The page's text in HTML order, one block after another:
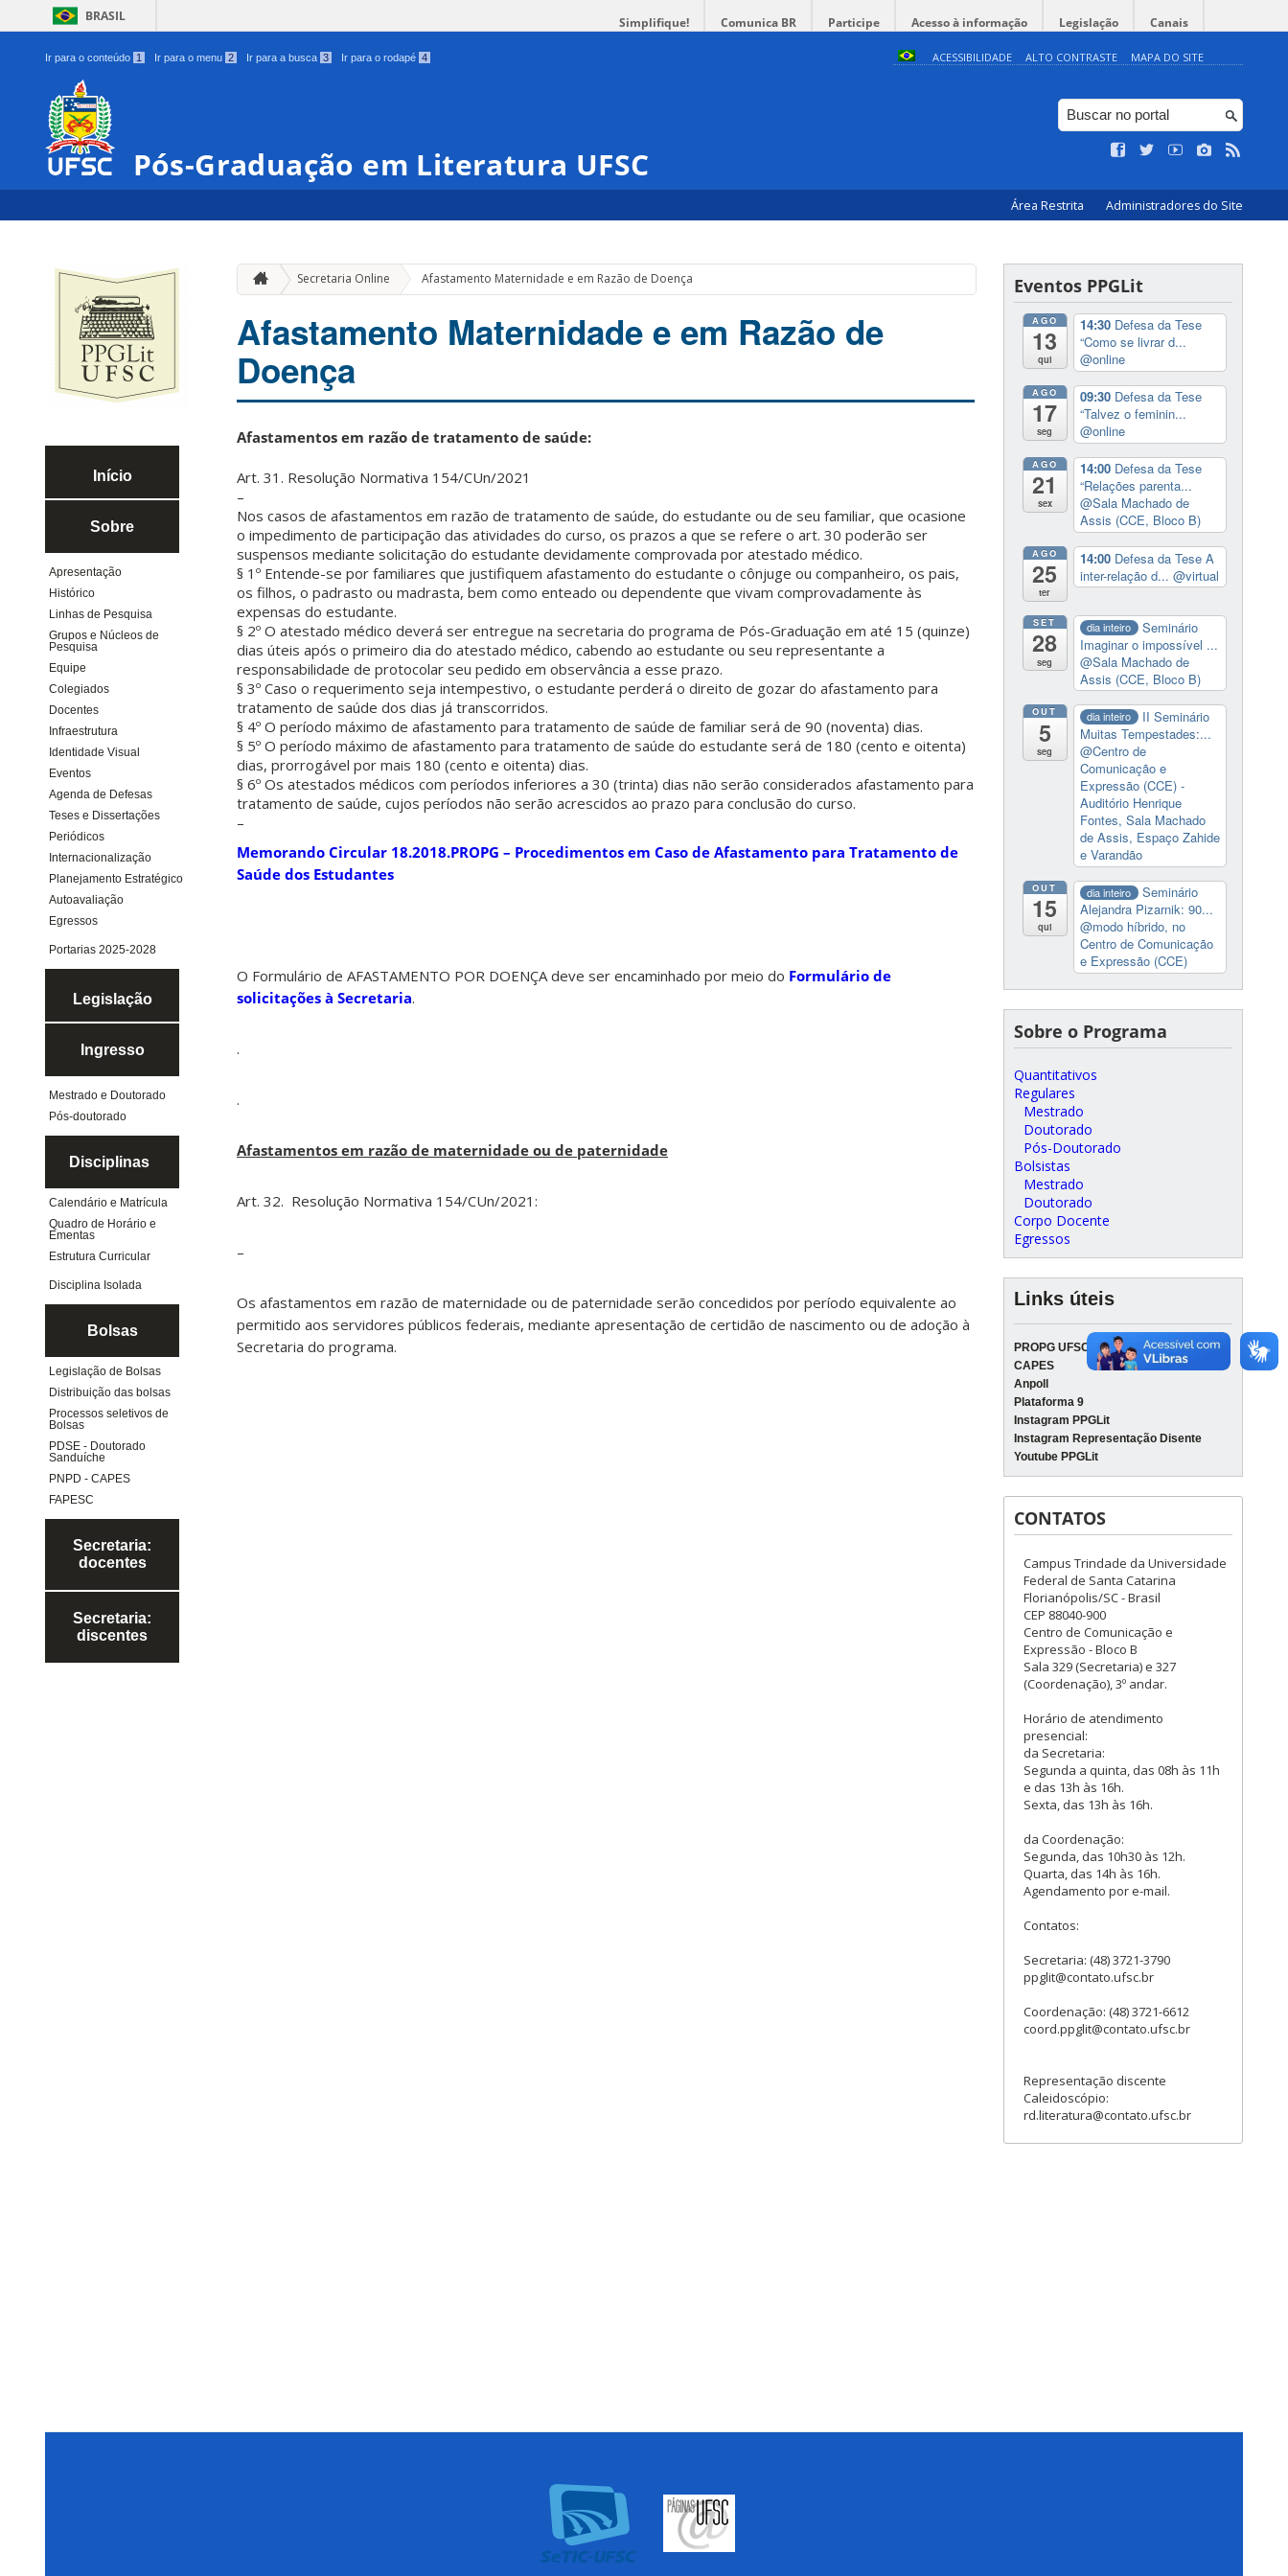
BRASIL Simplifique! Comunica BR Participe Acesso à informação Legislação Canais
Ir para o conteúdo 1 Ir para o menu 2 Ir para a busca 3 Ir para o rodapé 4 ACESSIBILIDADE ALTO CONTRASTE MAPA DO SITE
Pós-Graduação em Literatura UFSC
Área Restrita Administradores do Site
Início
Sobre
Apresentação
Histórico
Linhas de Pesquisa
Grupos e Núcleos de
Pesquisa
Equipe
Colegiados
Docentes
Infraestrutura
Identidade Visual
Eventos
Agenda de Defesas
Teses e Dissertações
Periódicos
Internacionalização
Planejamento Estratégico
Autoavaliação
Egressos
Portarias 2025-2028
Legislação
Ingresso
Mestrado e Doutorado
Pós-doutorado
Disciplinas
Calendário e Matrícula
Quadro de Horário e
Ementas
Estrutura Curricular
Disciplina Isolada
Bolsas
Legislação de Bolsas
Distribuição das bolsas
Processos seletivos de
Bolsas
PDSE - Doutorado
Sanduíche
PNPD - CAPES
FAPESC
Secretaria:
docentes
Secretaria:
discentes
Secretaria Online Afastamento Maternidade e em Razão de Doença
Afastamento Maternidade e em Razão de
Doença
Afastamentos em razão de tratamento de saúde:
Art. 31. Resolução Normativa 154/CUn/2021
–
Nos casos de afastamentos em razão de tratamento de saúde, do estudante ou de seu familiar, que ocasione
o impedimento de participação das atividades do curso, os prazos a que se refere o art. 30 poderão ser
suspensos mediante solicitação do estudante devidamente comprovada por atestado médico.
§ 1º Entende-se por familiares que justifiquem afastamento do estudante o cônjuge ou companheiro, os pais,
os filhos, o padrasto ou madrasta, bem como enteado ou dependente que vivam comprovadamente às
expensas do estudante.
§ 2º O atestado médico deverá ser entregue na secretaria do programa de Pós-Graduação em até 15 (quinze)
dias úteis após o primeiro dia do atestado médico, cabendo ao estudante ou seu representante a
responsabilidade de protocolar seu pedido em observância a esse prazo.
§ 3º Caso o requerimento seja intempestivo, o estudante perderá o direito de gozar do afastamento para
tratamento de saúde dos dias já transcorridos.
§ 4º O período máximo de afastamento para tratamento de saúde de familiar será de 90 (noventa) dias.
§ 5º O período máximo de afastamento para tratamento de saúde do estudante será de 180 (cento e oitenta)
dias, prorrogável por mais 180 (cento e oitenta) dias.
§ 6º Os atestados médicos com períodos inferiores a 30 (trinta) dias não serão considerados afastamento para
tratamento de saúde, cujos períodos não serão acrescidos ao prazo para conclusão do curso.
–
Memorando Circular 18.2018.PROPG – Procedimentos em Caso de Afastamento para Tratamento de
Saúde dos Estudantes
O Formulário de AFASTAMENTO POR DOENÇA deve ser encaminhado por meio do Formulário de
solicitações à Secretaria.
.
.
Afastamentos em razão de maternidade ou de paternidade
Art. 32. Resolução Normativa 154/CUn/2021:
–
Os afastamentos em razão de maternidade ou de paternidade serão concedidos por período equivalente ao
permitido aos servidores públicos federais, mediante apresentação de certidão de nascimento ou de adoção à
Secretaria do programa.
Eventos PPGLit
AGO
13
qui
14:30 Defesa da Tese
“Como se livrar d...
@online
AGO
17
seg
09:30 Defesa da Tese
“Talvez o feminin...
@online
AGO
21
sex
14:00 Defesa da Tese
“Relações parenta...
@Sala Machado de
Assis (CCE, Bloco B)
AGO
25
ter
14:00 Defesa da Tese A
inter-relação d... @virtual
SET
28
seg
dia inteiro
Seminário
Imaginar o impossível ...
@Sala Machado de
Assis (CCE, Bloco B)
OUT
5
seg
dia inteiro
II Seminário
Muitas Tempestades:...
@Centro de
Comunicação e
Expressão (CCE) -
Auditório Henrique
Fontes, Sala Machado
de Assis, Espaço Zahide
e Varandão
OUT
15
qui
dia inteiro
Seminário
Alejandra Pizarnik: 90...
@modo híbrido, no
Centro de Comunicação
e Expressão (CCE)
Sobre o Programa
Quantitativos
Regulares
Mestrado
Doutorado
Pós-Doutorado
Bolsistas
Mestrado
Doutorado
Corpo Docente
Egressos
Links úteis
PROPG UFSC
CAPES
Anpoll
Plataforma 9
Instagram PPGLit
Instagram Representação Disente
Youtube PPGLit
CONTATOS
Campus Trindade da Universidade
Federal de Santa Catarina
Florianópolis/SC - Brasil
CEP 88040-900
Centro de Comunicação e
Expressão - Bloco B
Sala 329 (Secretaria) e 327
(Coordenação), 3º andar.
Horário de atendimento
presencial:
da Secretaria:
Segunda a quinta, das 08h às 11h
e das 13h às 16h.
Sexta, das 13h às 16h.
da Coordenação:
Segunda, das 10h30 às 12h.
Quarta, das 14h às 16h.
Agendamento por e-mail.
Contatos:
Secretaria: (48) 3721-3790
ppglit@contato.ufsc.br
Coordenação: (48) 3721-6612
coord.ppglit@contato.ufsc.br
Representação discente
Caleidoscópio:
rd.literatura@contato.ufsc.br